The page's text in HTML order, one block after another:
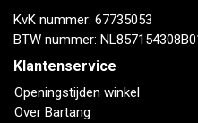
KvK nummer: 67735053
BTW nummer:
Klantenservice
Openingstijden winkel
Over Bartang